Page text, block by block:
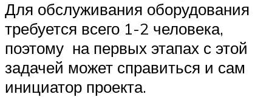
Для обслуживания оборудования
требуется всего 1-2 человека,
поэтому на первых этапах с этой
задачей может справиться и сам
инициатор проекта.